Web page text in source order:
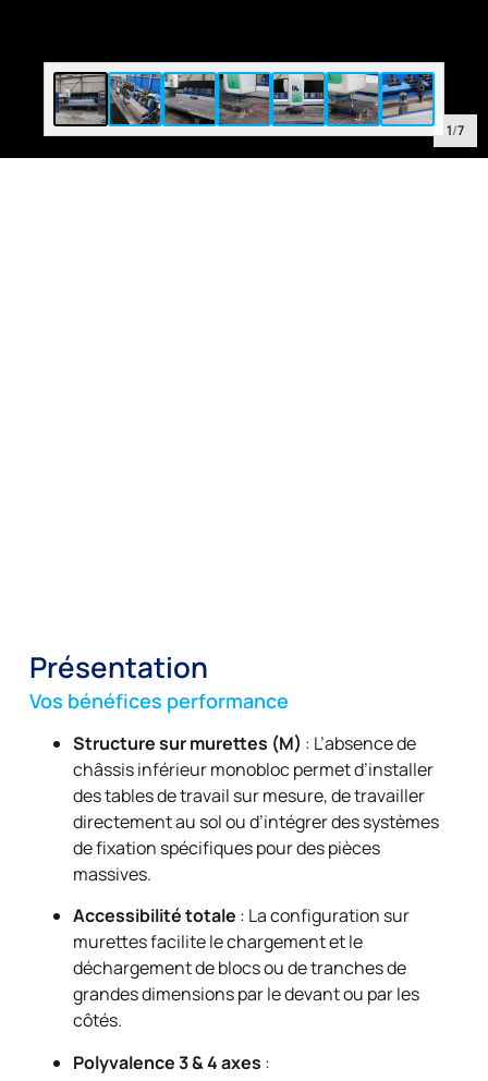
1/7
Présentation
Vos bénéfices performance
Structure sur murettes (M) : L’absence de
châssis inférieur monobloc permet d’installer
des tables de travail sur mesure, de travailler
directement au sol ou d’intégrer des systèmes
de fixation spécifiques pour des pièces
massives.
Accessibilité totale : La configuration sur
murettes facilite le chargement et le
déchargement de blocs ou de tranches de
grandes dimensions par le devant ou par les
côtés.
Polyvalence 3 & 4 axes :